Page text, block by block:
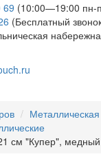
69 (10:00—19:00 пн-
(Бесплатный
см "Купер", медный